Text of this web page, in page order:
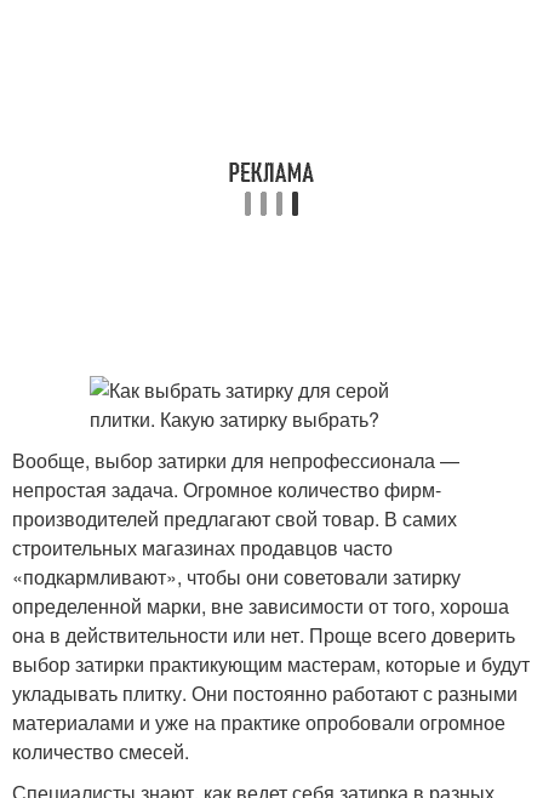
Вообще, выбор затирки для непрофессионала —
непростая задача. Огромное количество фирм-
производителей предлагают свой товар. В самих
строительных магазинах продавцов часто
«подкармливают», чтобы они советовали затирку
определенной марки, вне зависимости от того, хороша
она в действительности или нет. Проще всего доверить
выбор затирки практикующим мастерам, которые и будут
укладывать плитку. Они постоянно работают с разными
материалами и уже на практике опробовали огромное
количество смесей.